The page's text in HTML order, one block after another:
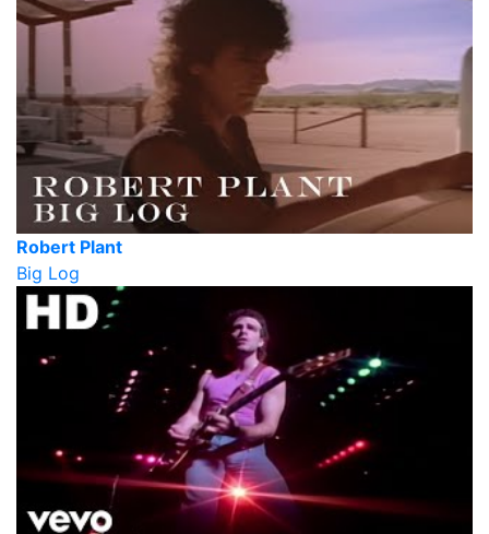
Robert Plant
Big Log